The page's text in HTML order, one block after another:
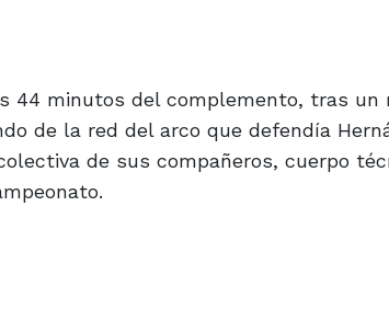
44 minutos del complemento, tras
de la red del arco que defendía
de sus compañeros, cuerpo